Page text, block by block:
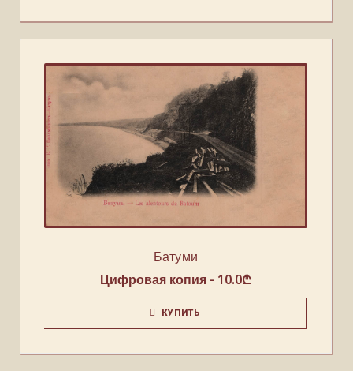
Батуми
Цифровая копия - 10.0₾
КУПИТЬ